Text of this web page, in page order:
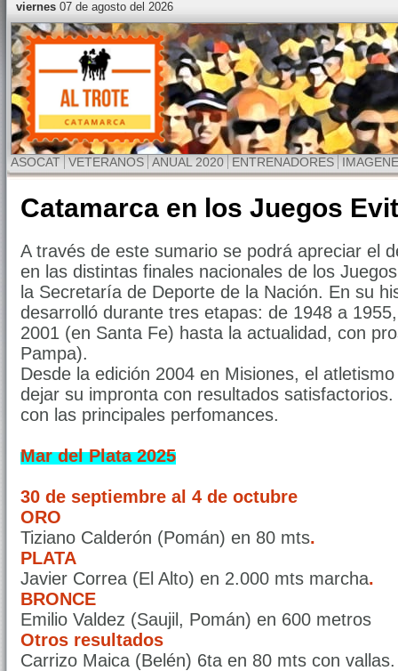
viernes07 de agosto del 2026
ASOCAT VETERANOS ANUAL 2020 ENTRENADORES
Catamarca en los Juegos
A través de este sumario se podrá apreciar el
en las distintas finales nacionales de los
la Secretaría de Deporte de la Nación. En su
desarrolló durante tres etapas: de 1948 a
2001 (en Santa Fe) hasta la actualidad, con
Pampa).
Desde la edición 2004 en Misiones, el
dejar su impronta con resultados
con las principales perfomances.
Mar del Plata 2025
30 de septiembre al 4 de octubre
ORO
Tiziano Calderón (Pomán) en 80 mts.
PLATA
Javier Correa (El Alto) en 2.000 mts marcha.
BRONCE
Emilio Valdez (Saujil, Pomán) en 600 metros
Otros resultados
Carrizo Maica (Belén) 6ta en 80 mts con vallas.